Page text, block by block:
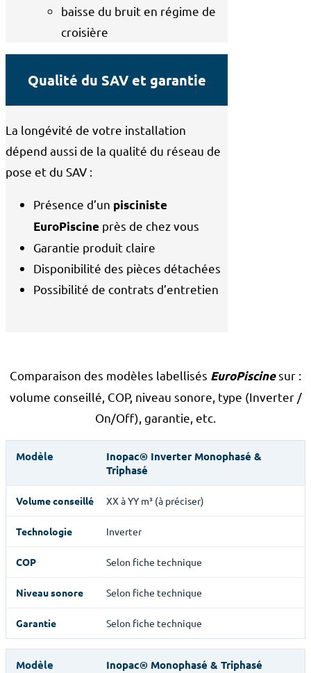
baisse du bruit en régime de
croisière
Qualité du SAV et garantie
La longévité de votre installation
dépend aussi de la qualité du réseau de
pose et du SAV :
Présence d’un pisciniste
EuroPiscine près de chez vous
Garantie produit claire
Disponibilité des pièces détachées
Possibilité de contrats d’entretien
Comparaison des modèles labellisés EuroPiscinesur :
volume conseillé, COP, niveau sonore, type (Inverter /
On/Off), garantie, etc.
Inopac® Inverter Monophasé &
Triphasé
XX à YY m³ (à préciser)
Inverter
Selon fiche technique
Selon fiche technique
Selon fiche technique
Inopac® Monophasé & Triphasé